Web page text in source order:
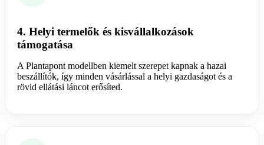
4. Helyi termelők és kisvállalkozások
támogatása
A Plantapont modellben kiemelt szerepet kapnak a hazai
beszállítók, így minden vásárlással a helyi gazdaságot és a
rövid ellátási láncot erősíted.